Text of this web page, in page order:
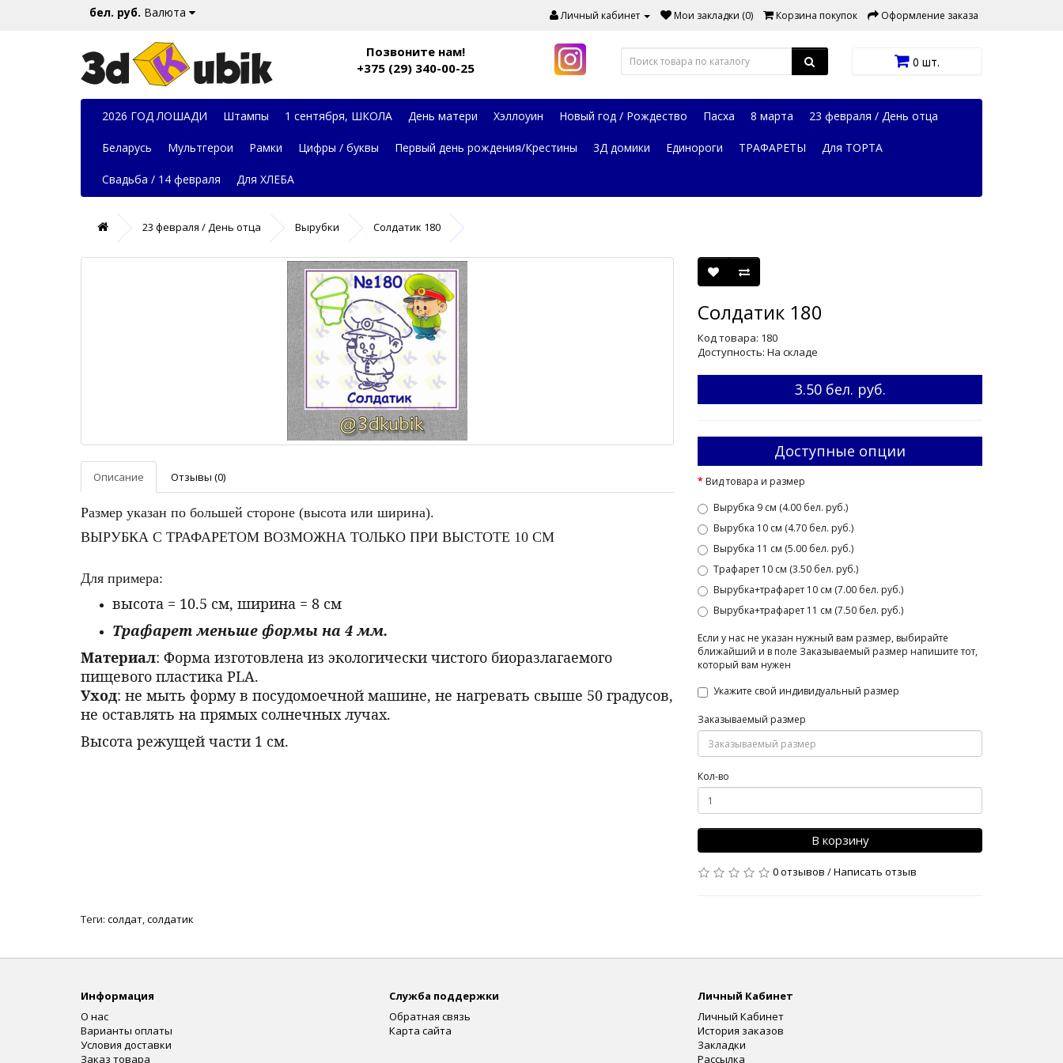
бел. руб. Валюта Личный кабинет Мои закладки (0) Корзина покупок Оформление заказа
Позвоните нам!
+375 (29) 340-00-25
0 шт.
2026 ГОД ЛОШАДИ Штампы 1 сентября, ШКОЛА День матери Хэллоуин Новый год / Рождество Пасха 8 марта 23 февраля / День отца
Беларусь Мультгерои Рамки Цифры / буквы Первый день рождения/Крестины 3Д домики Единороги ТРАФАРЕТЫ Для ТОРТА
Свадьба / 14 февраля Для ХЛЕБА
23 февраля / День отца Вырубки Солдатик 180
Описание Отзывы (0)
Размер указан по большей стороне (высота или ширина).
ВЫРУБКА С ТРАФАРЕТОМ ВОЗМОЖНА ТОЛЬКО ПРИ ВЫСТОТЕ 10 СМ
Для примера:
высота = 10.5 см, ширина = 8 см
Трафарет меньше формы на 4 мм.
Материал: Форма изготовлена из экологически чистого биоразлагаемого
пищевого пластика PLA.
Уход: не мыть форму в посудомоечной машине, не нагревать свыше 50 градусов,
не оставлять на прямых солнечных лучах.
Высота режущей части 1 см.
Солдатик 180
Код товара: 180
Доступность: На складе
3.50 бел. руб.
Доступные опции
Вид товара и размер
Вырубка 9 см (4.00 бел. руб.)
Вырубка 10 см (4.70 бел. руб.)
Вырубка 11 см (5.00 бел. руб.)
Трафарет 10 см (3.50 бел. руб.)
Вырубка+трафарет 10 см (7.00 бел. руб.)
Вырубка+трафарет 11 см (7.50 бел. руб.)
Если у нас не указан нужный вам размер, выбирайте
ближайший и в поле Заказываемый размер напишите тот,
который вам нужен
Укажите свой индивидуальный размер
Заказываемый размер
Кол-во
В корзину
0 отзывов /Написать отзыв
Теги: солдат солдатик
Информация
О нас
Варианты оплаты
Условия доставки
Заказ товара
Служба поддержки
Обратная связь
Карта сайта
Личный Кабинет
Личный Кабинет
История заказов
Закладки
Рассылка